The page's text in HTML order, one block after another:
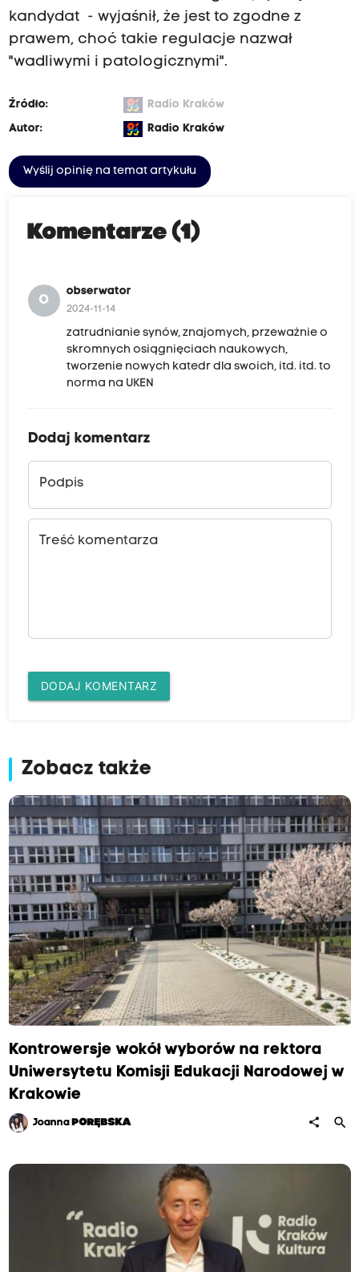
kandydat - wyjaśnił, że jest to zgodne z
prawem, choć takie regulacje nazwał
"wadliwymi i patologicznymi".
Źródło:
Radio Kraków
Autor:
Radio Kraków
Wyślij opinię na temat artykułu
Komentarze (1)
O
obserwator
2024-11-14
zatrudnianie synów, znajomych, przeważnie o
skromnych osiągnięciach naukowych,
tworzenie nowych katedr dla swoich, itd. itd. to
norma na UKEN
Dodaj komentarz
Podpis
Treść komentarza
DODAJ KOMENTARZ
Zobacz także
Kontrowersje wokół wyborów na rektora
Uniwersytetu Komisji Edukacji Narodowej w
Krakowie
Joanna PORĘBSKA share search